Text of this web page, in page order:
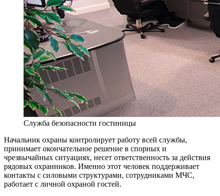
Служба безопасности гостиницы
Начальник охраны контролирует работу всей службы,
принимает окончательное решение в спорных и
чрезвычайных ситуациях, несет ответственность за действия
рядовых охранников. Именно этот человек поддерживает
контакты с силовыми структурами, сотрудниками МЧС,
работает с личной охраной гостей.